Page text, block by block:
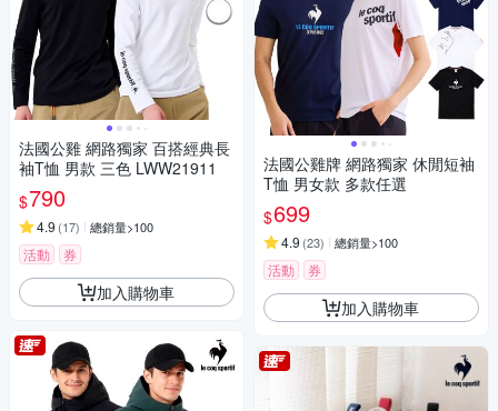
法國公雞 網路獨家 百搭經典長
袖T恤 男款 三色 LWW21911
$790
4.9 (17) 總銷量>100
活動 券
加入購物車
法國公雞牌 網路獨家 休閒短袖
T恤 男女款 多款任選
$699
4.9 (23) 總銷量>100
活動 券
加入購物車